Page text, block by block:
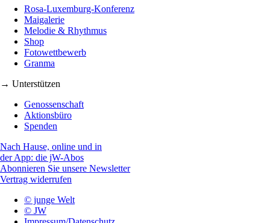
Rosa-Luxemburg-Konferenz
Maigalerie
Melodie & Rhythmus
Shop
Fotowettbewerb
Granma
→ Unterstützen
Genossenschaft
Aktionsbüro
Spenden
Nach Hause, online und in
der App: die jW-Abos
Abonnieren Sie unsere Newsletter
Vertrag widerrufen
© junge Welt
© JW